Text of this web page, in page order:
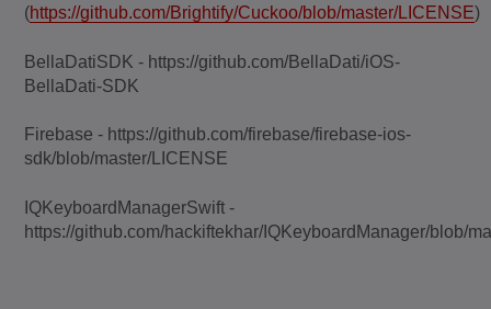
(https://github.com/Brightify/Cuckoo/blob/master/LICENSE)
BellaDatiSDK - https://github.com/BellaDati/iOS-
BellaDati-SDK
Firebase - https://github.com/firebase/firebase-ios-
sdk/blob/master/LICENSE
IQKeyboardManagerSwift -
https://github.com/hackiftekhar/IQKeyboardManager/blob/